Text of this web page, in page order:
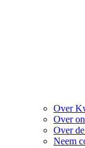
Over
Over
Over
Neem